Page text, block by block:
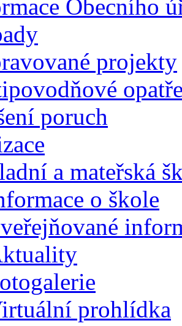
Obecního
projekty
poruch
a mateřská
o škole
prohlídka